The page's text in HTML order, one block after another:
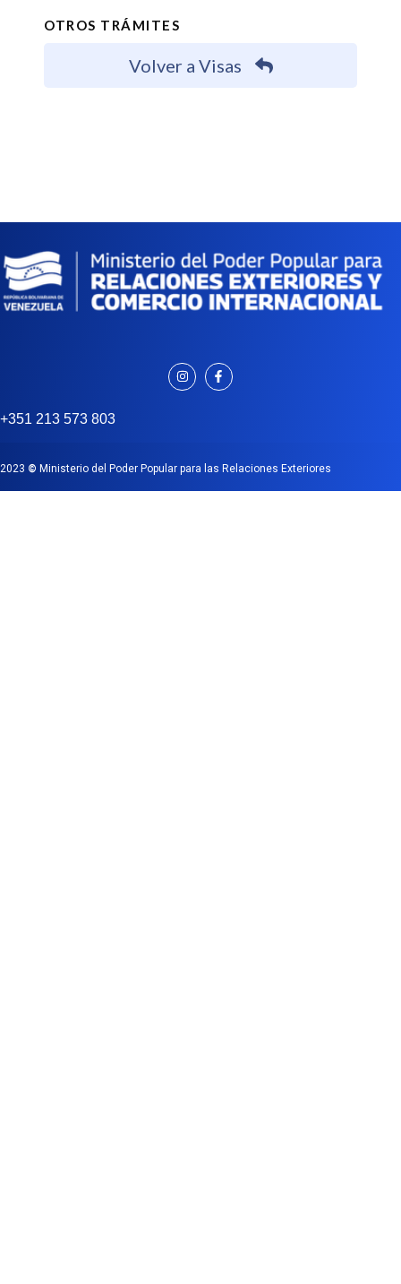
OTROS TRÁMITES
Volver a Visas
+351 213 573 803
2023 © Ministerio del Poder Popular para las Relaciones Exteriores